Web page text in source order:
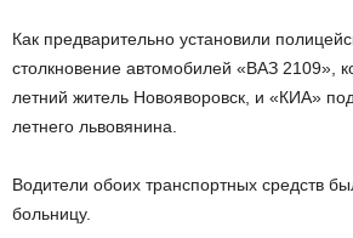
Как предварительно установили
столкновение автомобилей «ВАЗ 2109»,
летний житель Новояворовск, и «КИА»
летнего львовянина.
Водители обоих транспортных средств
больницу.